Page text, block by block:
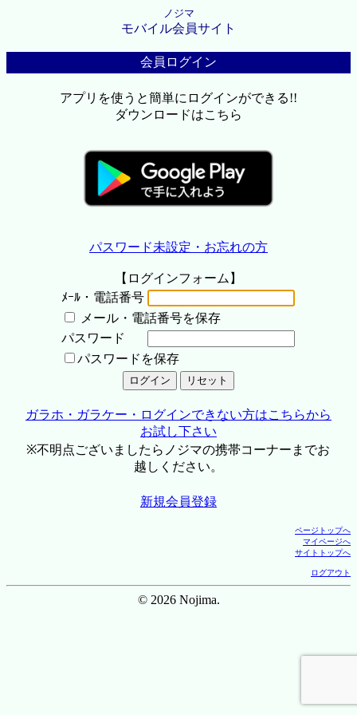
ノジマ
モバイル会員サイト
会員ログイン
アプリを使うと簡単にログインができる!!
ダウンロードはこちら
パスワード未設定・お忘れの方
【ログインフォーム】
ﾒｰﾙ・電話番号
メール・電話番号を保存
パスワード
パスワードを保存
ガラホ・ガラケー・ログインできない方はこちらから
お試し下さい
※不明点ございましたらノジマの携帯コーナーまでお
越しください。
新規会員登録
ページトップへ
マイページへ
サイトトップへ
ログアウト
© 2026 Nojima.